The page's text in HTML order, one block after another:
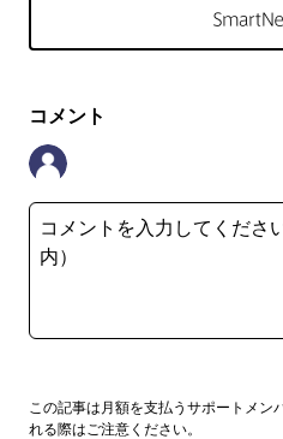
コメント
この記事は月額を支払うサポートメ
れる際はご注意ください。